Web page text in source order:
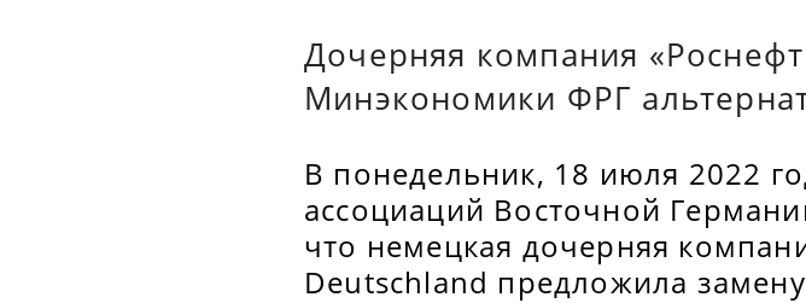
Дочерняя компания
Минэкономики ФРГ
В понедельник, 18 июля 2022
ассоциаций Восточной
что немецкая дочерняя
Deutschland предложила